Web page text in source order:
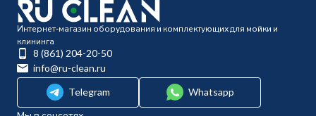
Интернет-магазин оборудования и комплектующих для мойки и
клининга
8 (861) 204-20-50
info@ru-clean.ru
Telegram
Whatsapp